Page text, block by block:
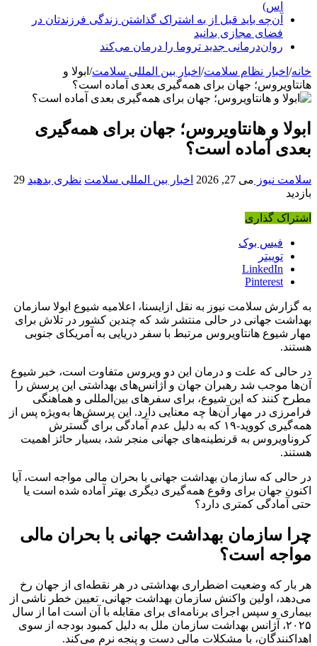
اس)
آن‌چه باید قبل از به اشتراک گذاشتن زندگی فرزندتان در
فضای مجازی بدانید
روان‌درمانی جدید تروما را درمان می‌کند
خانه/ اخبار نظام سلامت/ اخبار بین المللی سلامت/ ابولا و
هانتاویروس؛ جهان برای همه‌گیری بعدی آماده است؟
ابولا و هانتاویروس؛ جهان برای همه‌گیری
بعدی آماده است؟
سلامت نیوز می 27, 2026 اخبار بین المللی سلامت نظری بدهید 29
بازدید
اشتراک گذاری
فیس بوک
توییتر
LinkedIn
Pinterest
به گزارش سلامت نیوز به نقل ازایسنا، اعلامیه شیوع ابولا سازمان
بهداشت جهانی در حالی منتشر شد که چندین کشور در تلاش برای
مهار شیوع هانتاویروس مرتبط با سفر دریایی به آمریکای جنوبی
هستند.
در حالی که علت و درمان این دو ویروس متفاوت است، خبر شیوع
آن‌ها موجب شد رهبران جهان و آژانس‌های بهداشتی این پرسش را
مطرح کنند که این شیوع، برای سفرهای بین‌المللی و هماهنگی
فرامرزی در مهار آن‌ها چه معنایی دارد. این پرسش‌ها به‌ویژه پس از
همه‌گیری کووید‑۱۹ که به دلیل عدم آمادگی برای گسترش
کروناویروس به قرنطینه‌های جهانی منجر شد، بسیار حائز اهمیت
هستند.
در حالی که سازمان بهداشت جهانی با بحران مالی مواجه است، آیا
اکنون جهان برای وقوع همه‌گیری دیگری بهتر آماده شده است یا
حتی آمادگی کمتری دارد؟
چرا سازمان بهداشت جهانی با بحران مالی
مواجه است؟
هر بار که وضعیت اضطراری بهداشتی در هر نقطه‌ای از جهان رخ
می‌دهد، اولین واکنش سازمان بهداشت جهانی، تعیین خطر ناشی از
بیماری و سپس اجرای برنامه‌ای برای مقابله با آن است اما از سال
۲۰۲۵، آژانس بهداشت سازمان ملل به دلیل کمبود بودجه از سوی
اهداکنندگان، با مشکلات مالی دست و پنجه نرم می‌کند.